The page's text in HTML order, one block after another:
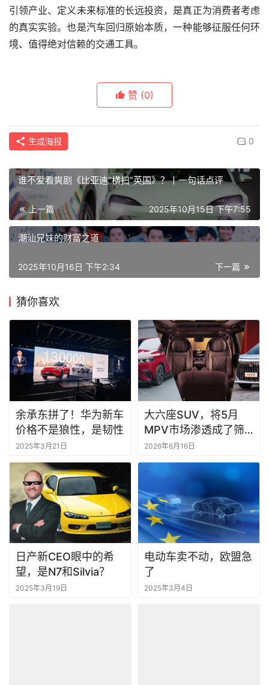
引领产业、定义未来标准的长远投资，是真正为消费者考虑
的真实实验。也是汽车回归原始本质，一种能够征服任何环
境、值得绝对信赖的交通工具。
赞 (0)
生成海报 0
谁不爱看爽剧《比亚迪“横扫”英国》？丨一句话点评
上一篇 2025年10月15日 下午7:55
潮汕兄妹的财富之道
下一篇
2025年10月16日 下午2:34
猜你喜欢
余承东拼了！华为新车
价格不是狼性，是韧性
2025年3月21日
大六座SUV，将5月
MPV市场渗透成了筛
子？丨一句话点评
2026年6月16日
日产新CEO眼中的希
望，是N7和Silvia？
2025年3月19日
电动车卖不动，欧盟急
了
2025年3月4日